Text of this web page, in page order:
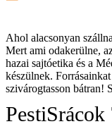
Ahol alacsonyan
Mert ami odakerülne,
hazai sajtóetika és a
készülnek.
szivárogtasson
PestiSrácok